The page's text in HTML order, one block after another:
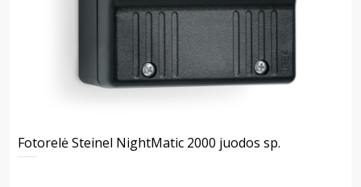
Fotorelė Steinel NightMatic 2000 juodos sp.